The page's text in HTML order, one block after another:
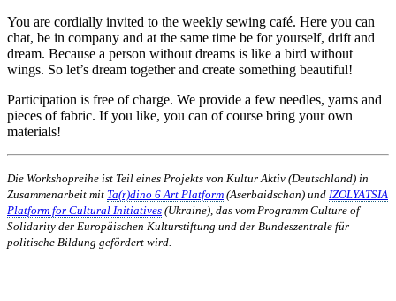
You are cordially invited to the weekly sewing café. Here you can
chat, be in company and at the same time be for yourself, drift and
dream. Because a person without dreams is like a bird without
wings. So let’s dream together and create something beautiful!
Participation is free of charge. We provide a few needles, yarns and
pieces of fabric. If you like, you can of course bring your own
materials!
Die Workshopreihe ist Teil eines Projekts von Kultur Aktiv (Deutschland) in
Zusammenarbeit mit Ta(r)dino 6 Art Platform (Aserbaidschan) und IZOLYATSIA
Platform for Cultural Initiatives (Ukraine), das vom Programm Culture of
Solidarity der Europäischen Kulturstiftung und der Bundeszentrale für
politische Bildung gefördert wird.